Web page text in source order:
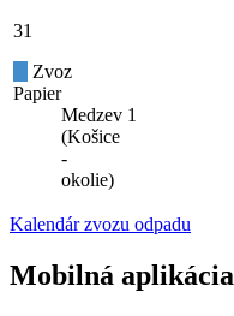
31
Zvoz
Papier
Medzev
(Košice
-
okolie)
1
Kalendár zvozu odpadu
Mobilná aplikácia